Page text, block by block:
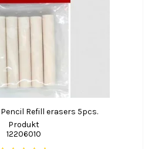
Refill erasers 5pcs.
Produkt
12206010